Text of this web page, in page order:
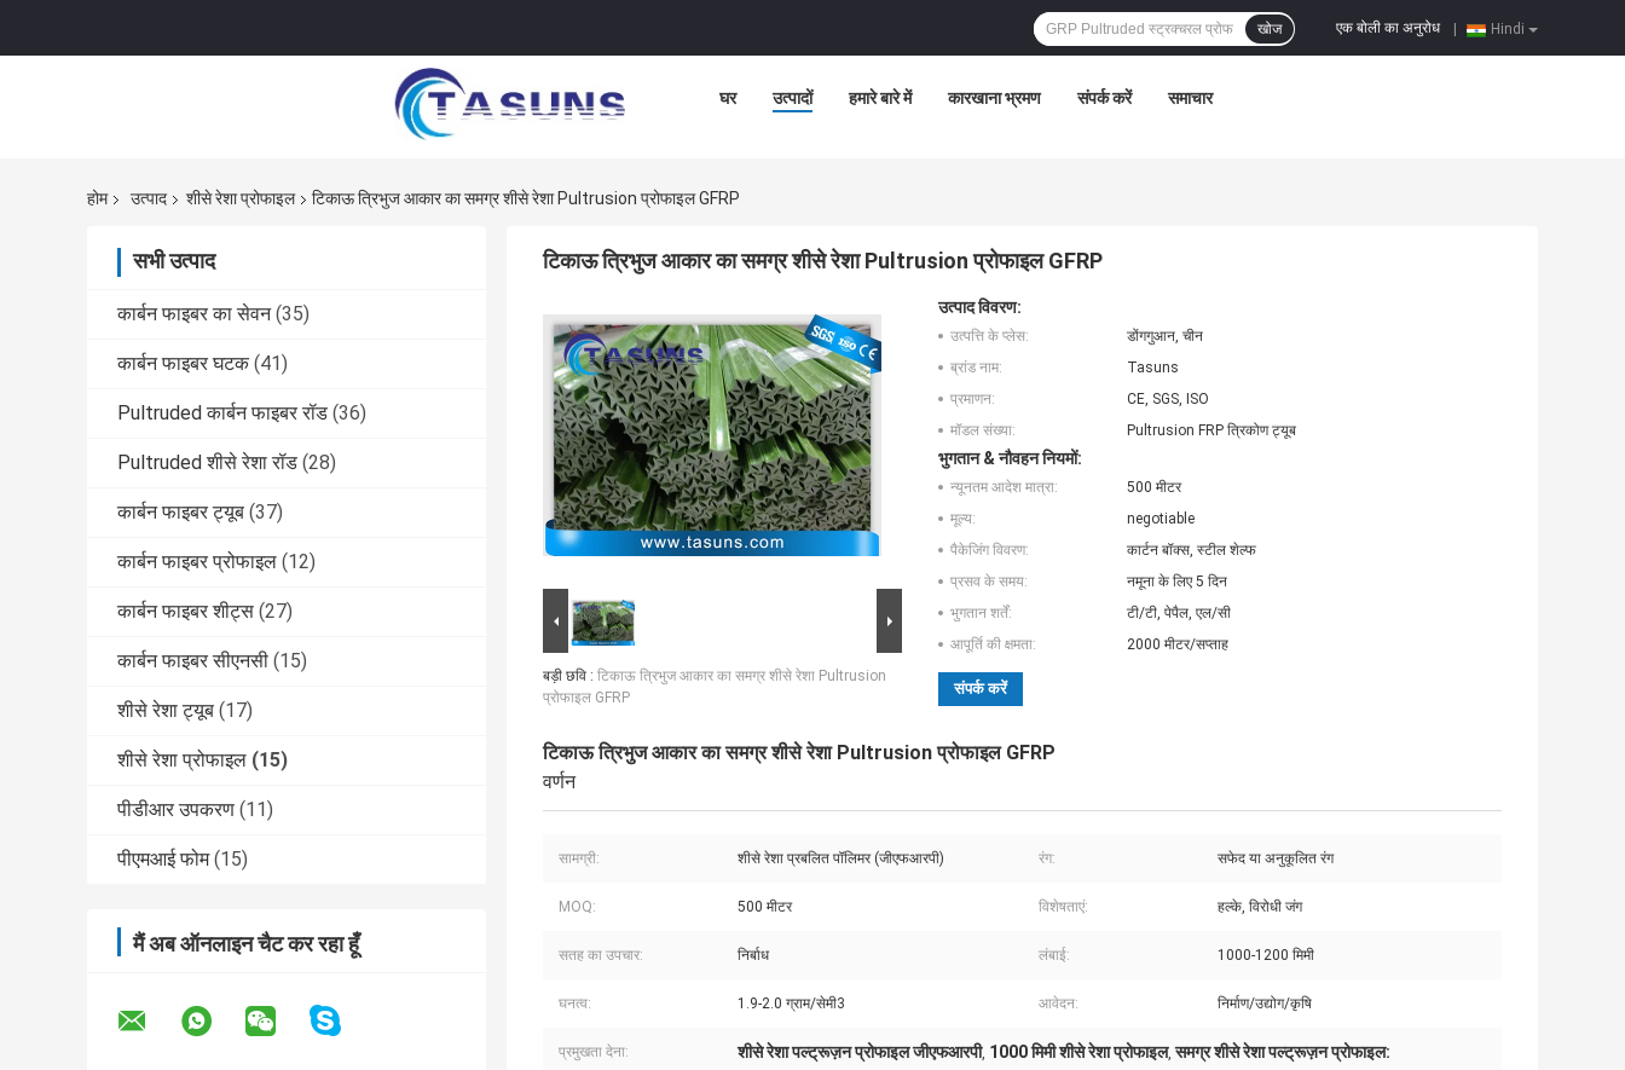
Hindi
एक बोली का अनुरोध
खोज
घर उत्पादों हमारे बारे में कारखाना भ्रमण संपर्क करें समाचार
होम उत्पाद शीसे रेशा प्रोफाइल टिकाऊ त्रिभुज आकार का समग्र शीसे रेशा Pultrusion प्रोफाइल GFRP
सभी उत्पाद
कार्बन फाइबर का सेवन (35)
कार्बन फाइबर घटक (41)
Pultruded कार्बन फाइबर रॉड (36)
Pultruded शीसे रेशा रॉड (28)
कार्बन फाइबर ट्यूब (37)
कार्बन फाइबर प्रोफाइल (12)
कार्बन फाइबर शीट्स (27)
कार्बन फाइबर सीएनसी (15)
शीसे रेशा ट्यूब (17)
शीसे रेशा प्रोफाइल (15)
पीडीआर उपकरण (11)
पीएमआई फोम (15)
मैं अब ऑनलाइन चैट कर रहा हूँ
टिकाऊ त्रिभुज आकार का समग्र शीसे रेशा Pultrusion प्रोफाइल GFRP
बड़ी छवि : टिकाऊ त्रिभुज आकार का समग्र शीसे रेशा Pultrusion
प्रोफाइल GFRP
उत्पाद विवरण:
उत्पत्ति के प्लेस:
डोंगगुआन, चीन
ब्रांड नाम:
Tasuns
प्रमाणन:
CE, SGS, ISO
मॉडल संख्या:
Pultrusion FRP त्रिकोण ट्यूब
भुगतान & नौवहन नियमों:
न्यूनतम आदेश मात्रा:
500 मीटर
मूल्य:
negotiable
पैकेजिंग विवरण:
कार्टन बॉक्स, स्टील शेल्फ
प्रसव के समय:
नमूना के लिए 5 दिन
भुगतान शर्तें:
टी/टी, पेपैल, एल/सी
आपूर्ति की क्षमता:
2000 मीटर/सप्ताह
संपर्क करें
टिकाऊ त्रिभुज आकार का समग्र शीसे रेशा Pultrusion प्रोफाइल GFRP
वर्णन
सामग्री: शीसे रेशा प्रबलित पॉलिमर (जीएफआरपी) रंग: सफेद या अनुकूलित रंग
MOQ: 500 मीटर विशेषताएं: हल्के, विरोधी जंग
सतह का उपचार: निर्बाध लंबाई: 1000-1200 मिमी
घनत्व: 1.9-2.0 ग्राम/सेमी3 आवेदन: निर्माण/उद्योग/कृषि
प्रमुखता देना: शीसे रेशा पल्ट्रूज़न प्रोफाइल जीएफआरपी, 1000 मिमी शीसे रेशा प्रोफाइल,समग्र शीसे रेशा पल्ट्रूज़न प्रोफाइल: